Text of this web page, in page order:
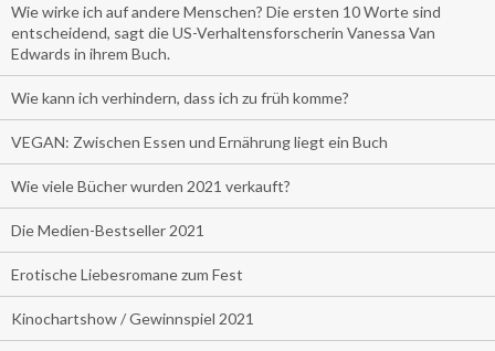
Wie wirke ich auf andere Menschen? Die ersten 10 Worte sind
entscheidend, sagt die US-Verhaltensforscherin Vanessa Van
Edwards in ihrem Buch.
Wie kann ich verhindern, dass ich zu früh komme?
VEGAN: Zwischen Essen und Ernährung liegt ein Buch
Wie viele Bücher wurden 2021 verkauft?
Die Medien-Bestseller 2021
Erotische Liebesromane zum Fest
Kinochartshow / Gewinnspiel 2021